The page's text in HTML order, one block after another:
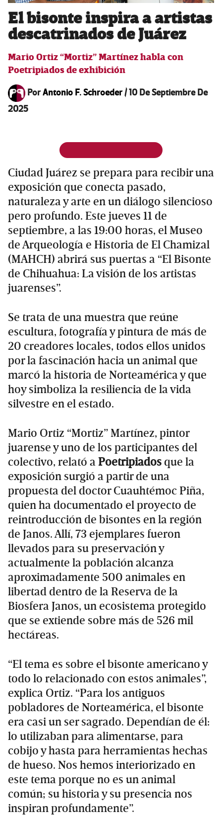
El bisonte inspira a artistas
descatrinados de Juárez
Mario Ortiz “Mortiz” Martínez habla con
Poetripiados de exhibición
PorAntonio F. Schroeder/10 De Septiembre De
2025
Ciudad Juárez se prepara para recibir una
exposición que conecta pasado,
naturaleza y arte en un diálogo silencioso
pero profundo. Este jueves 11 de
septiembre, a las 19:00 horas, el Museo
de Arqueología e Historia de El Chamizal
(MAHCH) abrirá sus puertas a “El Bisonte
de Chihuahua: La visión de los artistas
juarenses”.
Se trata de una muestra que reúne
escultura, fotografía y pintura de más de
20 creadores locales, todos ellos unidos
por la fascinación hacia un animal que
marcó la historia de Norteamérica y que
hoy simboliza la resiliencia de la vida
silvestre en el estado.
Mario Ortiz “Mortiz” Martínez, pintor
juarense y uno de los participantes del
colectivo, relató a Poetripiados que la
exposición surgió a partir de una
propuesta del doctor Cuauhtémoc Piña,
quien ha documentado el proyecto de
reintroducción de bisontes en la región
de Janos. Allí, 73 ejemplares fueron
llevados para su preservación y
actualmente la población alcanza
aproximadamente 500 animales en
libertad dentro de la Reserva de la
Biosfera Janos, un ecosistema protegido
que se extiende sobre más de 526 mil
hectáreas.
“El tema es sobre el bisonte americano y
todo lo relacionado con estos animales”,
explica Ortiz. “Para los antiguos
pobladores de Norteamérica, el bisonte
era casi un ser sagrado. Dependían de él:
lo utilizaban para alimentarse, para
cobijo y hasta para herramientas hechas
de hueso. Nos hemos interiorizado en
este tema porque no es un animal
común; su historia y su presencia nos
inspiran profundamente”.